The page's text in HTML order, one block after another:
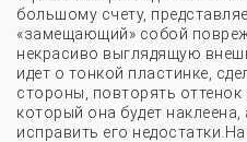
большому счету,
«замещающий» собой
некрасиво выглядящую
идет о тонкой пластинке,
стороны, повторять оттенок
который она будет
исправить его